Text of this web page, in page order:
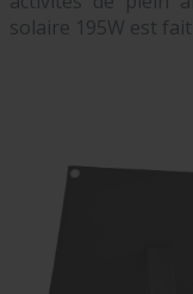
solaire 195W est